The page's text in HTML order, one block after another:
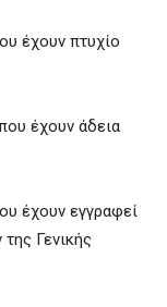
έχουν πτυχίο
έχουν άδεια
έχουν εγγραφεί
Γενικής